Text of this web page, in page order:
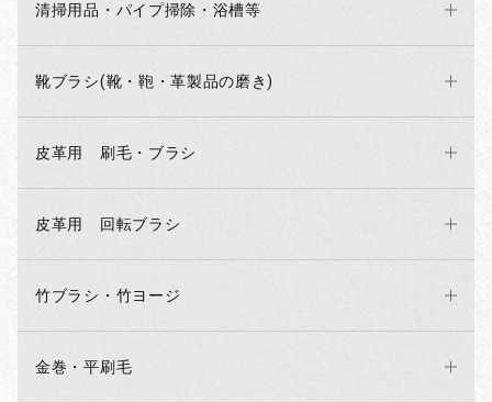
清掃用品・パイプ掃除・浴槽等
靴ブラシ(靴・鞄・革製品の磨き)
皮革用 刷毛・ブラシ
皮革用 回転ブラシ
竹ブラシ・竹ヨージ
金巻・平刷毛
お買い物を続ける